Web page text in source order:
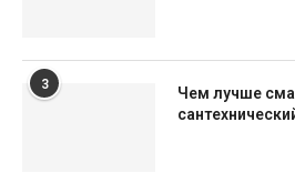
3
Чем лучше